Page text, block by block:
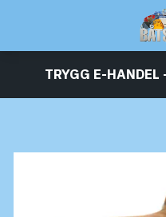
TRYGG E-HANDEL